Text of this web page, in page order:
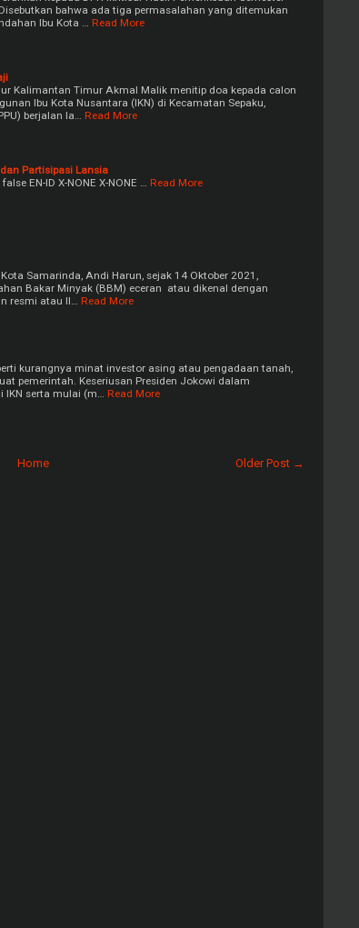
bahwa ada tiga permasalahan yang ditemukan
Ibu Kota … Read More
Kalimantan Timur Akmal Malik menitip doa kepada calon
Ibu Kota Nusantara (IKN) di Kecamatan Sepaku,
berjalan la… Read More
Partisipasi Lansia
EN-ID X-NONE X-NONE … Read More
Samarinda, Andi Harun, sejak 14 Oktober 2021,
Bakar Minyak (BBM) eceran atau dikenal dengan
resmi atau Il… Read More
kurangnya minat investor asing atau pengadaan tanah,
pemerintah. Keseriusan Presiden Jokowi dalam
IKN serta mulai (m… Read More
Older Post →
Home